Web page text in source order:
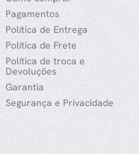
Pagamentos
Política de Entrega
Política de Frete
Política de troca e
Devoluções
Garantia
Segurança e Privacidade